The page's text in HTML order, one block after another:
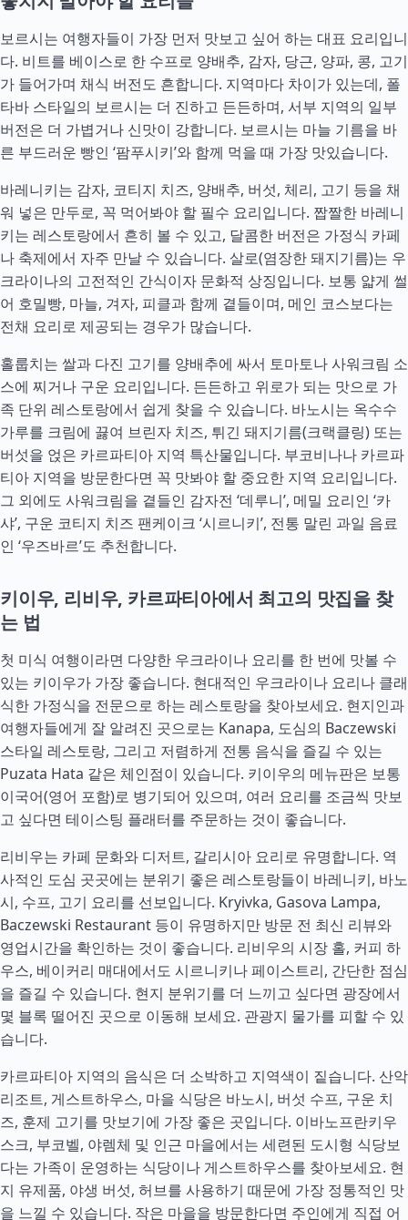
보르시는 여행자들이 가장 먼저 맛보고 싶어 하는 대표 요리입니
다. 비트를 베이스로 한 수프로 양배추, 감자, 당근, 양파, 콩, 고기
가 들어가며 채식 버전도 흔합니다. 지역마다 차이가 있는데, 폴
타바 스타일의 보르시는 더 진하고 든든하며, 서부 지역의 일부
버전은 더 가볍거나 신맛이 강합니다. 보르시는 마늘 기름을 바
른 부드러운 빵인 ‘팜푸시키’와 함께 먹을 때 가장 맛있습니다.
바레니키는 감자, 코티지 치즈, 양배추, 버섯, 체리, 고기 등을 채
워 넣은 만두로, 꼭 먹어봐야 할 필수 요리입니다. 짭짤한 바레니
키는 레스토랑에서 흔히 볼 수 있고, 달콤한 버전은 가정식 카페
나 축제에서 자주 만날 수 있습니다. 살로(염장한 돼지기름)는 우
크라이나의 고전적인 간식이자 문화적 상징입니다. 보통 얇게 썰
어 호밀빵, 마늘, 겨자, 피클과 함께 곁들이며, 메인 코스보다는
전채 요리로 제공되는 경우가 많습니다.
홀룹치는 쌀과 다진 고기를 양배추에 싸서 토마토나 사워크림 소
스에 찌거나 구운 요리입니다. 든든하고 위로가 되는 맛으로 가
족 단위 레스토랑에서 쉽게 찾을 수 있습니다. 바노시는 옥수수
가루를 크림에 끓여 브린자 치즈, 튀긴 돼지기름(크랙클링) 또는
버섯을 얹은 카르파티아 지역 특산물입니다. 부코비나나 카르파
티아 지역을 방문한다면 꼭 맛봐야 할 중요한 지역 요리입니다.
그 외에도 사워크림을 곁들인 감자전 ‘데루니’, 메밀 요리인 ‘카
샤’, 구운 코티지 치즈 팬케이크 ‘시르니키’, 전통 말린 과일 음료
인 ‘우즈바르’도 추천합니다.
키이우, 리비우, 카르파티아에서 최고의 맛집을 찾
는 법
첫 미식 여행이라면 다양한 우크라이나 요리를 한 번에 맛볼 수
있는 키이우가 가장 좋습니다. 현대적인 우크라이나 요리나 클래
식한 가정식을 전문으로 하는 레스토랑을 찾아보세요. 현지인과
여행자들에게 잘 알려진 곳으로는 Kanapa, 도심의 Baczewski
스타일 레스토랑, 그리고 저렴하게 전통 음식을 즐길 수 있는
Puzata Hata 같은 체인점이 있습니다. 키이우의 메뉴판은 보통
이국어(영어 포함)로 병기되어 있으며, 여러 요리를 조금씩 맛보
고 싶다면 테이스팅 플래터를 주문하는 것이 좋습니다.
리비우는 카페 문화와 디저트, 갈리시아 요리로 유명합니다. 역
사적인 도심 곳곳에는 분위기 좋은 레스토랑들이 바레니키, 바노
시, 수프, 고기 요리를 선보입니다. Kryivka, Gasova Lampa,
Baczewski Restaurant 등이 유명하지만 방문 전 최신 리뷰와
영업시간을 확인하는 것이 좋습니다. 리비우의 시장 홀, 커피 하
우스, 베이커리 매대에서도 시르니키나 페이스트리, 간단한 점심
을 즐길 수 있습니다. 현지 분위기를 더 느끼고 싶다면 광장에서
몇 블록 떨어진 곳으로 이동해 보세요. 관광지 물가를 피할 수 있
습니다.
카르파티아 지역의 음식은 더 소박하고 지역색이 짙습니다. 산악
리조트, 게스트하우스, 마을 식당은 바노시, 버섯 수프, 구운 치
즈, 훈제 고기를 맛보기에 가장 좋은 곳입니다. 이바노프란키우
스크, 부코벨, 야렘체 및 인근 마을에서는 세련된 도시형 식당보
다는 가족이 운영하는 식당이나 게스트하우스를 찾아보세요. 현
지 유제품, 야생 버섯, 허브를 사용하기 때문에 가장 정통적인 맛
을 느낄 수 있습니다. 작은 마을을 방문한다면 주인에게 직접 어